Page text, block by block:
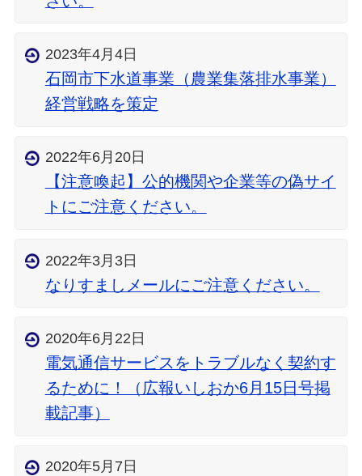
2023年4月4日
石岡市下水道事業（農業集落排水事業）
経営戦略を策定
2022年6月20日
【注意喚起】公的機関や企業等の偽サイ
トにご注意ください。
2022年3月3日
なりすましメールにご注意ください。
2020年6月22日
電気通信サービスをトラブルなく契約す
るために！（広報いしおか6月15日号掲
載記事）
2020年5月7日